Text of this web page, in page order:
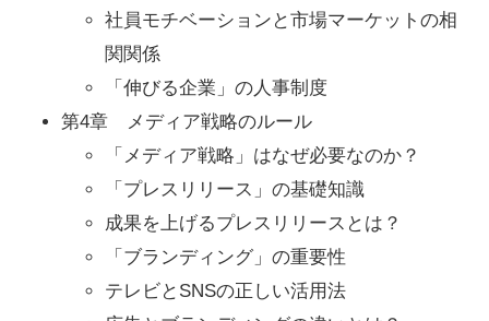
社員モチベーションと市場マーケットの相
関関係
「伸びる企業」の人事制度
第4章 メディア戦略のルール
「メディア戦略」はなぜ必要なのか？
「プレスリリース」の基礎知識
成果を上げるプレスリリースとは？
「ブランディング」の重要性
テレビとSNSの正しい活用法